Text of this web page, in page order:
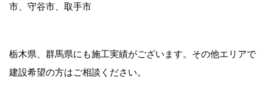
市、守谷市、取手市
栃木県、群馬県にも施工実績がございます。その他エリアで
建設希望の方はご相談ください。